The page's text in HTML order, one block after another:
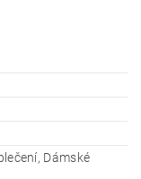
Dámské